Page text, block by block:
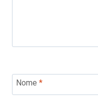
Nome *